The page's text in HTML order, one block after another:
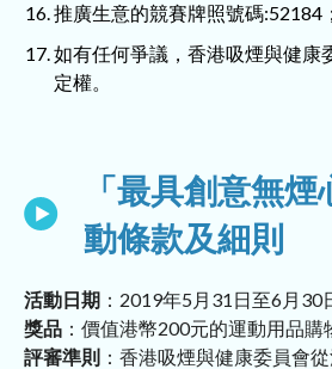
推廣生意的競賽牌照號碼:52184；
如有任何爭議，香港吸煙與健康
定權。
「最具創意無
動條款及細則
活動日期 ：2019年5月31日至6月30
獎品 ：價值港幣200元的運動用品購
評審準則 ：香港吸煙與健康委員會